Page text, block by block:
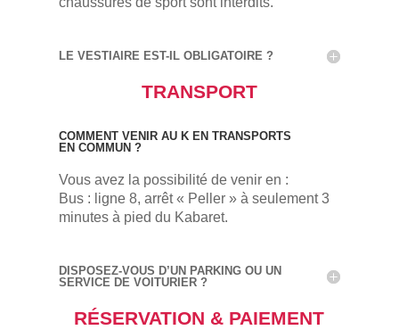
LE VESTIAIRE EST-IL OBLIGATOIRE ?
TRANSPORT
COMMENT VENIR AU K EN TRANSPORTS
EN COMMUN ?
Vous avez la possibilité de venir en :
Bus : ligne 8, arrêt « Peller » à seulement 3
minutes à pied du Kabaret.
DISPOSEZ-VOUS D’UN PARKING OU UN
SERVICE DE VOITURIER ?
RÉSERVATION & PAIEMENT